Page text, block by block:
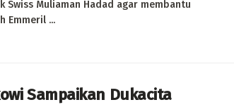
Swiss Muliaman Hadad agar membantu
Emmeril ...
Sampaikan Dukacita